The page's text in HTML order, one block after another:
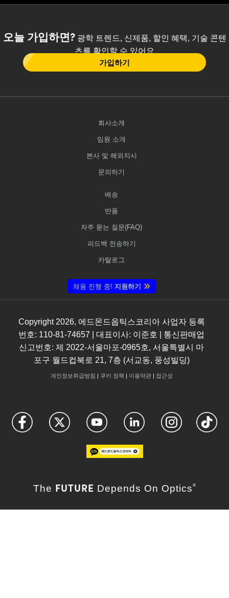
오늘 가입하면?광학 트렌드, 신제품, 할인 혜택, 기술 콘텐
츠를 확인할 수 있어요
가입하기
회사소개
임원 소개
본사 및 해외지사
문의하기
배송
반품
자주 묻는 질문(FAQ)
피드백 전송하기
카탈로그
채용 진행 중! 지원하기
Copyright 2026, 에드몬드옵틱스코리아 사업자 등록
번호: 110-81-74657 | 대표이사: 이준호 | 통신판매업
신고번호: 제 2022-서울마포-0965호, 서울특별시 마
포구 월드컵북로 21, 7층 (서교동, 풍성빌딩)
개인정보취급방침 | 쿠키 정책 | 이용약관| 접근성
The FUTURE Depends On Optics ®